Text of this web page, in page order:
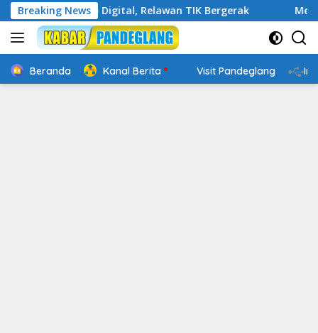
Langsung
ke
konten
Breaking News
Cakap Digital, Relawan TIK Bergerak Mengenal
Beranda Kanal Berita Visit Pandeglang